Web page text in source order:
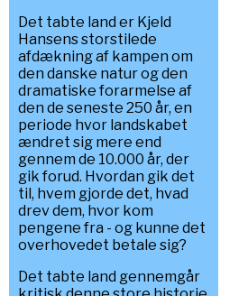
Det tabte land er Kjeld
Hansens storstilede
afdækning af kampen om
den danske natur og den
dramatiske forarmelse af
den de seneste 250 år, en
periode hvor landskabet
ændret sig mere end
gennem de 10.000 år, der
gik forud. Hvordan gik det
til, hvem gjorde det, hvad
drev dem, hvor kom
pengene fra - og kunne det
overhovedet betale sig?
Det tabte land gennemgår